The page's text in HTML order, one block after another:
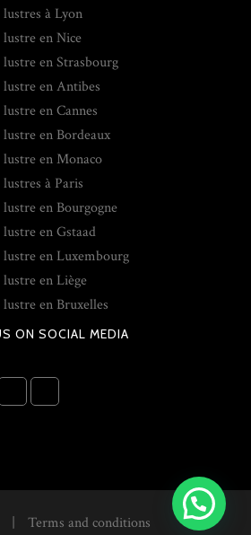
à Lyon
en Nice
en Strasbourg
en Antibes
en Cannes
en Bordeaux
en Monaco
à Paris
en Bourgogne
en Gstaad
lustre en Luxembourg
en Liège
en Bruxelles
ON SOCIAL MEDIA
Terms and conditions